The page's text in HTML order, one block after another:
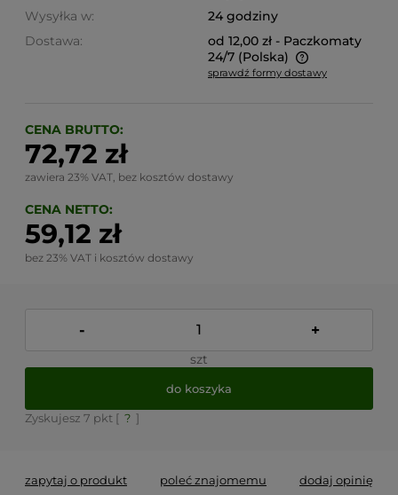
Wysyłka w:
24 godziny
Dostawa:
od 12,00 zł - Paczkomaty
24/7 (Polska)
Cena nie zawiera ewentualnych kosztów płatności
sprawdź formy dostawy
CENA BRUTTO:
72,72 zł
zawiera 23% VAT, bez kosztów dostawy
CENA NETTO:
59,12 zł
bez 23% VAT i kosztów dostawy
- +
szt
do koszyka
Zyskujesz 7 pkt [ ? ]
zapytaj o produkt poleć znajomemu
dodaj opinię